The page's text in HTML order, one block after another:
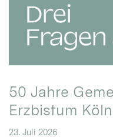
50 Jahre
Erzbistum Köln
23. Juli 2026